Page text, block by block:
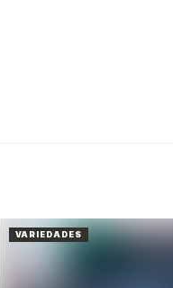
VARIEDADES